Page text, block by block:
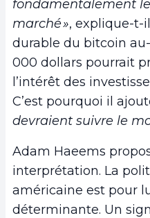
fondamentalement
marché », explique-t-
durable du bitcoin
000 dollars pourrait
l’intérêt des
C’est pourquoi il
devraient suivre le
Adam Haeems
interprétation. La
américaine est pour
déterminante. Un